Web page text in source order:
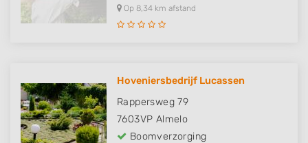
Op 8,34 km afstand
Hoveniersbedrijf Lucassen
Rappersweg 79
7603VP Almelo
Boomverzorging